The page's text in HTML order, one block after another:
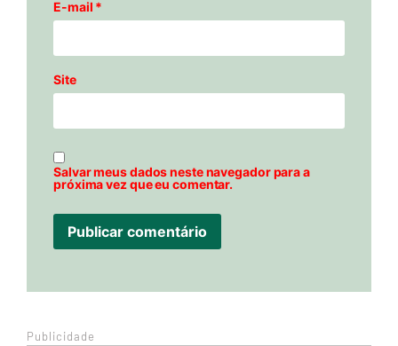
E-mail *
Site
Salvar meus dados neste navegador para a
próxima vez que eu comentar.
Publicidade